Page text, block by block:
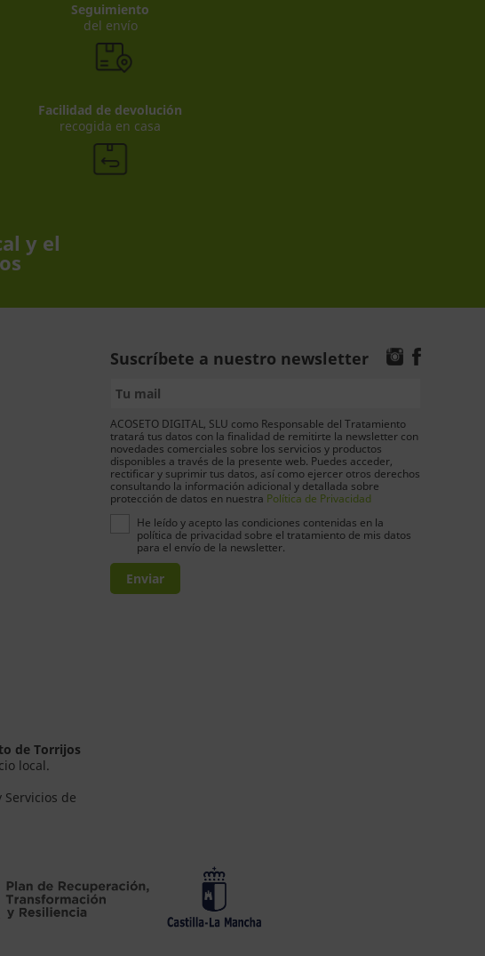
Seguimiento
del envío
Facilidad de devolución
recogida en casa
y el
Suscríbete a nuestro newsletter
ACOSETO DIGITAL, SLU como Responsable del Tratamiento
tratará tus datos con la finalidad de remitirte la newsletter con
novedades comerciales sobre los servicios y productos
disponibles a través de la presente web. Puedes acceder,
rectificar y suprimir tus datos, así como ejercer otros derechos
consultando la información adicional y detallada sobre
protección de datos en nuestra Política de Privacidad
He leído y acepto las condiciones contenidas en la
política de privacidad sobre el tratamiento de mis datos
para el envío de la newsletter.
Enviar
de Torrijos
local.
Servicios de